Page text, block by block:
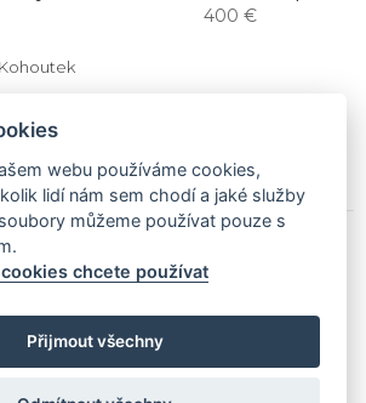
400 €
2017 - 2026 | Dizajn by4MEMEDIA
webu používáme cookies,
lidí nám sem chodí a jaké služby
můžeme používat pouze s
chcete používat
Přijmout všechny